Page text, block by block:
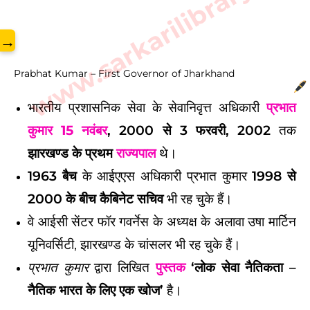
Prabhat Kumar – First Governor of Jharkhand
भारतीय प्रशासनिक सेवा के सेवानिवृत्त अधिकारीप्रभात
कुमार 15 नवंबर, 2000 से 3 फरवरी, 2002तक
झारखण्ड के प्रथमराज्यपालथे।
1963 बैचके आईएएस अधिकारी प्रभात कुमार1998 से
2000 के बीच कैबिनेट सचिवभी रह चुके हैं।
वे आईसी सेंटर फॉर गवर्नेस के अध्यक्ष के अलावा उषा मार्टिन
यूनिवर्सिटी, झारखण्ड के चांसलर भी रह चुके हैं।
प्रभात कुमारद्वारा लिखितपुस्तक‘लोक सेवा नैतिकता –
नैतिक भारत के लिए एक खोज’ है।
www.sarkarilibrary.in
→